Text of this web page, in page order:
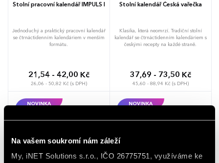
Na vašem soukromí nám záleží
My, iNET Solutions s.r.o., IČO 26775751, využíváme ke
Stolní pracovní kalendář IMPULS I
Jednoduchý a praktický pracovní kalendář
se čtrnáctidenním kalendáriem v menším
formátu.
21,54 - 42,00 Kč
26,06 - 50,82 Kč (s DPH)
Stolní kalendář Česká vařečka
Klasika, která neomrzí. Tradiční stolní
kalendář se čtrnáctidenním kalendáriem s
českými recepty na každé straně.
37,69 - 73,50 Kč
45,60 - 88,94 Kč (s DPH)
NOVINKA NOVINKA